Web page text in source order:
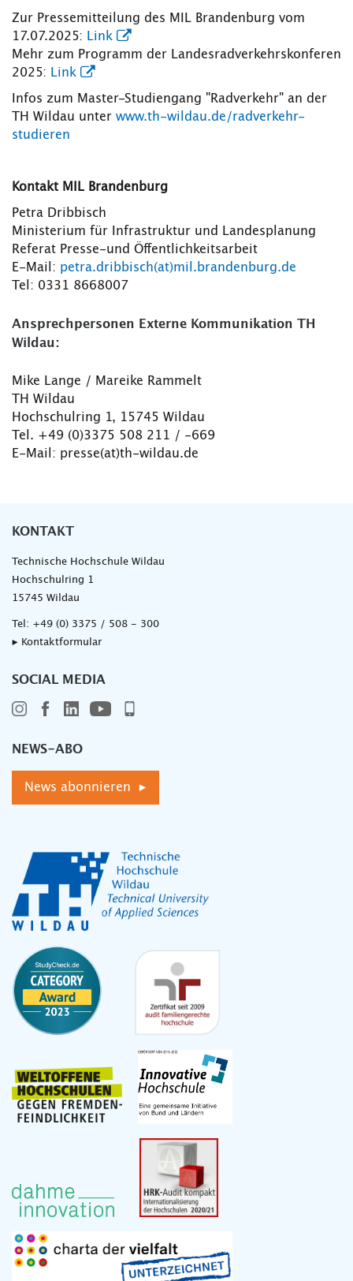
Zur Pressemitteilung des MIL Brandenburg vom
17.07.2025: Link
Mehr zum Programm der Landesradverkehrskonferen
2025: Link
Infos zum Master-Studiengang "Radverkehr" an der
TH Wildau unter www.th-wildau.de/radverkehr-
studieren
Kontakt MIL Brandenburg
Petra Dribbisch
Ministerium für Infrastruktur und Landesplanung
Referat Presse-und Öffentlichkeitsarbeit
E-Mail: petra.dribbisch(at)mil.brandenburg.de
Tel: 0331 8668007
Ansprechpersonen Externe Kommunikation TH
Wildau:
Mike Lange / Mareike Rammelt
TH Wildau
Hochschulring 1, 15745 Wildau
Tel. +49 (0)3375 508 211 / -669
E-Mail: presse(at)th-wildau.de
KONTAKT
Technische Hochschule Wildau
Hochschulring 1
15745 Wildau
Tel: +49 (0) 3375 / 508 - 300
▸ Kontaktformular
SOCIAL MEDIA
NEWS-ABO
News abonnieren ▸